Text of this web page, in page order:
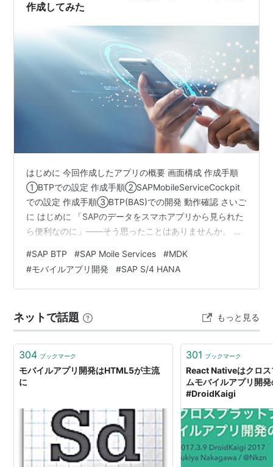
作成してみた
はじめに 今回作成したアプリの概要 画面構成 作成手順
①BTPでの設定 作成手順②SAPMobileServiceCockpit
での設定 作成手順③BTP(BAS)での開発 動作確認 さいご
に はじめに 「SAPのデータをスマホアプリから見られた
ら便利なのに」——そう思ったことはありませんか。 出
やりたいことは明確でも、いざ自分で作ろうとすると
「認証はどうする?」「オフラインのときは?」「アプリ
の配布は?」と、考えることが一気に増えてしまいます。
BTP(Busines…
#SAP BTP #SAP Moile Services #MDK
#モバイルアプリ開発 #SAP S/4 HANA
ネットで話題 もっと見る
304 ブックマーク
モバイルアプリ開発はHTML5が主流
に
301 ブックマーク
React Nativeはクロ
ムモバイルアプリ開
#DroidKaigi